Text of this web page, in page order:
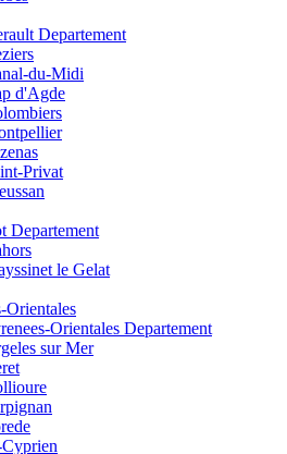
Departement
du-Midi
d'Agde
Privat
Departement
le Gelat
Orientales
Orientales Departement
sur Mer
Cyprien